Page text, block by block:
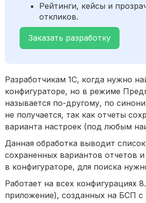
Рейтинги, кейсы и
откликов.
Заказать разработку
Разработчикам 1С, когда нужно
конфигураторе, но в режиме
называется по-другому, по
не получается, так как отчеты
варианта настроек (под любым
Данная обработка выводит
сохраненных вариантов отчетов
в конфигураторе, для поиска
Работает на всех конфигурациях
приложение), созданных на БСП с